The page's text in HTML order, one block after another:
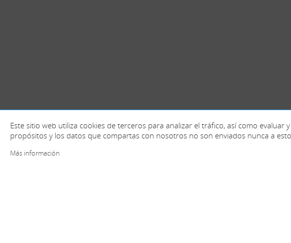
Este sitio web utiliza cookies de terceros para analizar el tráfico, así como
propósitos y los datos que compartas con nosotros no son enviados nunca a
Más información